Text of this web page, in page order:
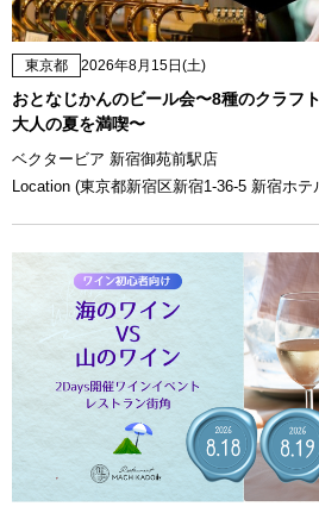
東京都 2026年8月15日(土)
おとなじかんのビール会〜8種のクラフ
大人の夏を満喫〜
ベクタービア 新宿御苑前駅店
Location (東京都新宿区新宿1-36-5 新宿ホ